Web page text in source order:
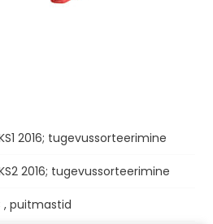
2016; tugevussorteerimine
2016; tugevussorteerimine
, puitmastid